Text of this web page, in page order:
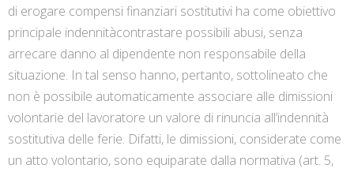
di erogare compensi finanziari sostitutivi ha come obiettivo
principale indennitàcontrastare possibili abusi, senza
arrecare danno al dipendente non responsabile della
situazione. In tal senso hanno, pertanto, sottolineato che
non è possibile automaticamente associare alle dimissioni
volontarie del lavoratore un valore di rinuncia all’indennità
sostitutiva delle ferie. Difatti, le dimissioni, considerate come
un atto volontario, sono equiparate dalla normativa (art. 5,